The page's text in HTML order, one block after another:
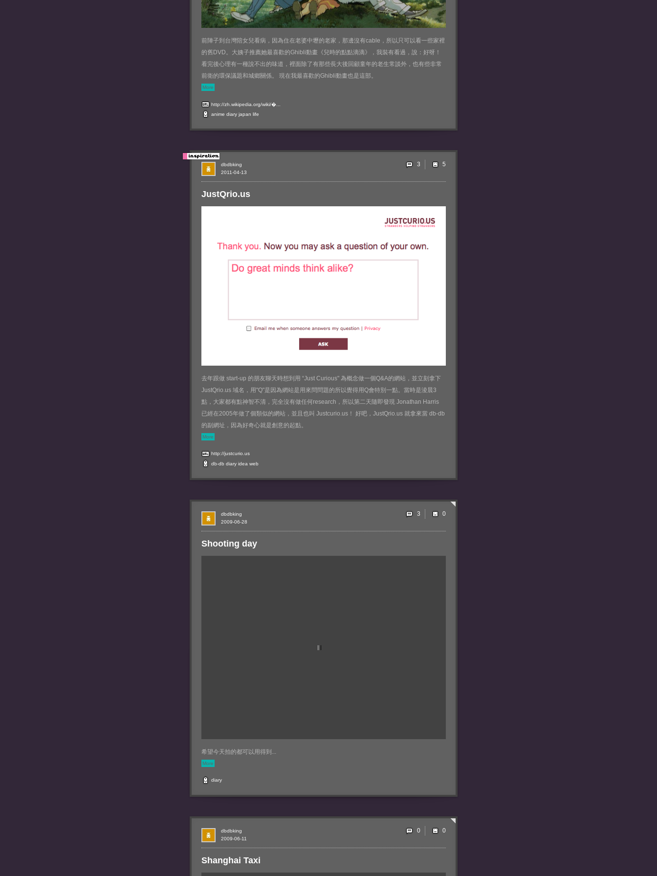
前陣子到台灣陪女兒看病，因為住在老婆中壢的老家，那邊沒有cable，所以只可以看一些家裡
的舊DVD。大姨子推薦她最喜歡的Ghibli動畫《兒時的點點滴滴》，我裝有看過，說：好呀！
看完後心理有一種說不出的味道，裡面除了有那些長大後回顧童年的老生常談外，也有些非常
前衛的環保議題和城鄉關係。 現在我最喜歡的Ghibli動畫也是這部。
More
http://zh.wikipedia.org/wiki/�...
anime diary japan life
JustQrio.us
去年跟做 start-up 的朋友聊天時想到用 “Just Curious" 為概念做一個Q&A的網站，並立刻拿下
JustQrio.us 域名，用"Q"是因為網站是用來問問題的所以覺得用Q會特別一點。當時是淩晨3
點，大家都有點神智不清，完全沒有做任何research，所以第二天隨即發現 Jonathan Harris
已經在2005年做了個類似的網站，並且也叫 Justcurio.us！ 好吧，JustQrio.us 就拿來當 db-db
的副網址，因為好奇心就是創意的起點。
More
http://justcurio.us
db-db diary idea web
2011-04-13
dbdbking 3
Shooting day
希望今天拍的都可以用得到...
More
diary
2009-06-28
dbdbking 3
Shanghai Taxi
2009-06-11
dbdbking 0